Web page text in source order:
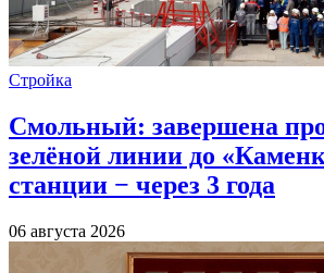
Стройка
Смольный: завершена
зелёной линии до
станции − через 3 года
06 августа 2026